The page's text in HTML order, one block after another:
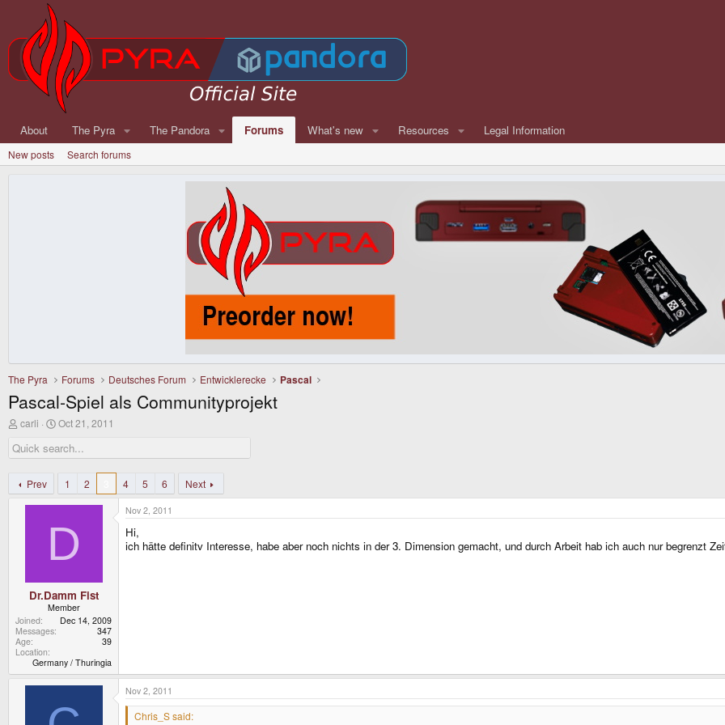
About The Pyra The Pandora Forums What's new Resources Legal Information
New posts Search forums
The Pyra Forums Deutsches Forum Entwicklerecke Pascal
Pascal-Spiel als Communityprojekt
T
r
e
d
s
carli
S
a
r
a
t
Oct 21, 2011
Prev 1 2 4 5 6 Next
D
Dr.Damm Fist
Member
Joined
Dec 14, 2009
Messages
347
Age
39
Location
Germany / Thuringia
Nov 2, 2011
Hi,
ich hätte definitv Interesse, habe aber noch nichts in der 3. Dimension gemacht, und durch Arbeit hab ich auch nur begrenzt
Nov 2, 2011
Chris_S said: